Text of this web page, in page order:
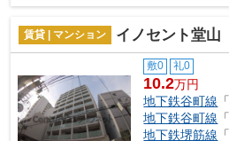
賃貸 | マンション イノセント堂山
敷0 礼0
10.2万円
地下鉄谷町線
地下鉄谷町線
地下鉄堺筋線 「